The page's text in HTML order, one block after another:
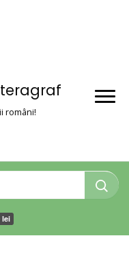
români!
lei